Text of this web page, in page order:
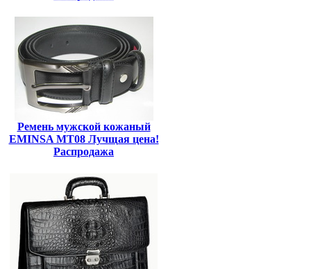
Ремень мужской кожаный
EMINSA MT08 Лучщая цена!
Распродажа